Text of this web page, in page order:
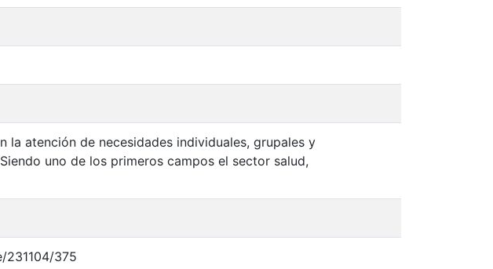
la atención de necesidades individuales, grupales y
uno de los primeros campos el sector salud,
231104/375